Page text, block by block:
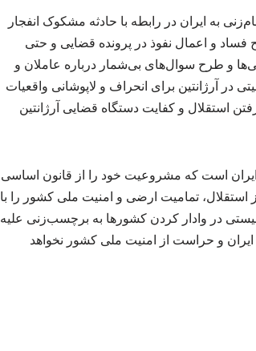
به ایران در رابطه با حادثه مشکوک انفجار
با افشای نمونه‌های واضح فساد و اعمال نفوذ در پرونده قضایی و حتی
و طرح سوال‌های بی‌شمار درباره عاملان و
در آرژانتین برای انحراف و لاپوشانی واقعیات
استقلال و کفایت دستگاه قضایی آرژانتین
ایران است که مشروعیت خود را از قانون اساسی
استقلال، تمامیت ارضی و امنیت ملی کشور را با
در وادار کردن کشورها به برچسب‌زنی علیه
ایران و حراست از امنیت ملی کشور نخواهد